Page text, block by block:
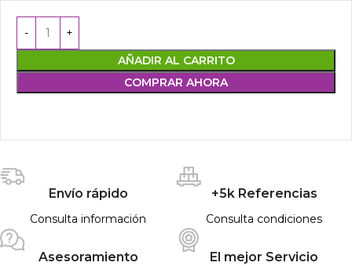
AÑADIR AL CARRITO
COMPRAR AHORA
Envío rápido
Consulta información
+5k Referencias
Consulta condiciones
Asesoramiento El mejor Servicio